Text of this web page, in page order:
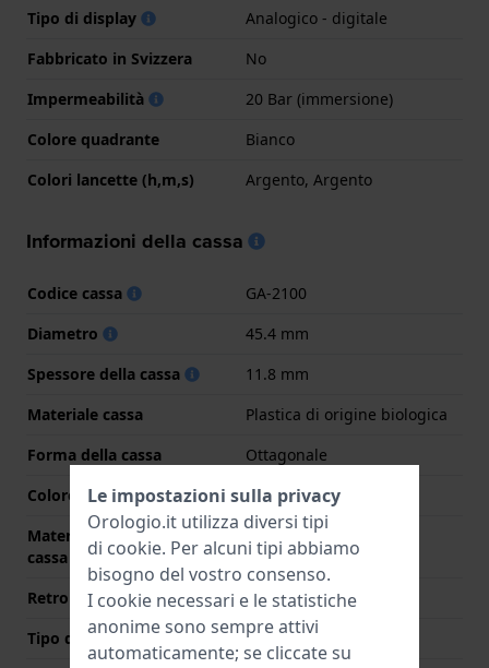
Tipo di display
Analogico - digitale
Fabbricato in Svizzera
No
Impermeabilità
20 Bar (immersione)
Colore quadrante
Bianco
Colori lancette (h,m,s)
Argento, Argento
Informazioni della cassa
Codice cassa
GA-2100
Diametro
45.4 mm
Spessore della cassa
11.8 mm
Materiale cassa
Plastica di origine biologica
Forma della cassa
Ottagonale
Colore della cassa
Bianco
Materiale del retro della
cassa
Acciaio inox
Retro cassa
Chiusura con viti
Tipo di vetro
Minerale
Le impostazioni sulla privacy
Orologio.it utilizza diversi tipi
di cookie. Per alcuni tipi abbiamo
bisogno del vostro consenso.
I cookie necessari e le statistiche
anonime sono sempre attivi
automaticamente; se cliccate su